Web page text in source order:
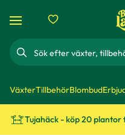
Sök
VäxterTillbehörBlombud
Tujahäck - köp 20 plantor